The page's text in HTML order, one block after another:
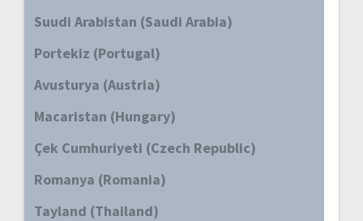
Suudi Arabistan (Saudi Arabia)
Portekiz (Portugal)
Avusturya (Austria)
Macaristan (Hungary)
Çek Cumhuriyeti (Czech Republic)
Romanya (Romania)
Tayland (Thailand)